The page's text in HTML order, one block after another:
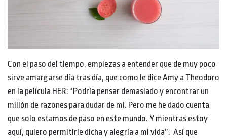
Con el paso del tiempo, empiezas a entender que de muy poco
sirve amargarse día tras día, que como le dice Amy a Theodoro
en la película HER: “Podría pensar demasiado y encontrar un
millón de razones para dudar de mi. Pero me he dado cuenta
que solo estamos de paso en este mundo. Y mientras estoy
aquí, quiero permitirle dicha y alegría a mi vida”. Así que